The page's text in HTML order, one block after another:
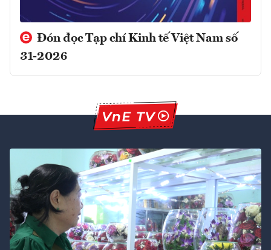
Đón đọc Tạp chí Kinh tế Việt Nam số
31-2026